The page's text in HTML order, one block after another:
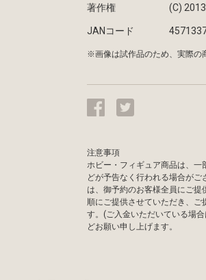
著作権 (C) 2013
JANコード
※画像は試作品のため、実際の
注意事項
ホビー・フィギュア商品は、一
どが予告なく行われる場合が
は、御予約のお客様全員にご提
順にご提供させていただき、
す。(ご入金いただいている場
どお願い申し上げます。